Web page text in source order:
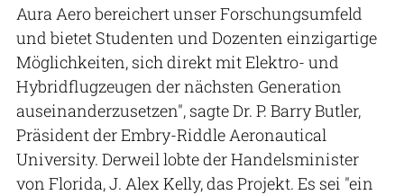
Aura Aero bereichert unser Forschungsumfeld
und bietet Studenten und Dozenten einzigartige
Möglichkeiten, sich direkt mit Elektro- und
Hybridflugzeugen der nächsten Generation
auseinanderzusetzen", sagte Dr. P. Barry Butler,
Präsident der Embry-Riddle Aeronautical
University. Derweil lobte der Handelsminister
von Florida, J. Alex Kelly, das Projekt. Es sei "ein